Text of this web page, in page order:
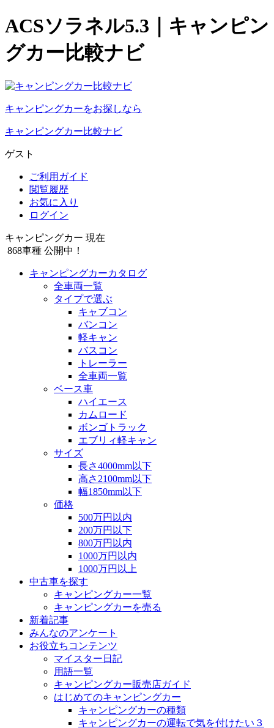
ACSソラネル5.3｜キャンピン
グカー比較ナビ
キャンピングカーをお探しなら
キャンピングカー比較ナビ
ゲスト
ご利用ガイド
閲覧履歴
お気に入り
ログイン
キャンピングカー 現在
868車種 公開中！
キャンピングカーカタログ
全車両一覧
タイプで選ぶ
キャブコン
バンコン
軽キャン
バスコン
トレーラー
全車両一覧
ベース車
ハイエース
カムロード
ボンゴトラック
エブリィ軽キャン
サイズ
長さ4000mm以下
高さ2100mm以下
幅1850mm以下
価格
500万円以内
200万円以下
800万円以内
1000万円以内
1000万円以上
中古車を探す
キャンピングカー一覧
キャンピングカーを売る
新着記事
みんなのアンケート
お役立ちコンテンツ
マイスター日記
用語一覧
キャンピングカー販売店ガイド
はじめてのキャンピングカー
キャンピングカーの種類
キャンピングカーの運転で気を付けたい３